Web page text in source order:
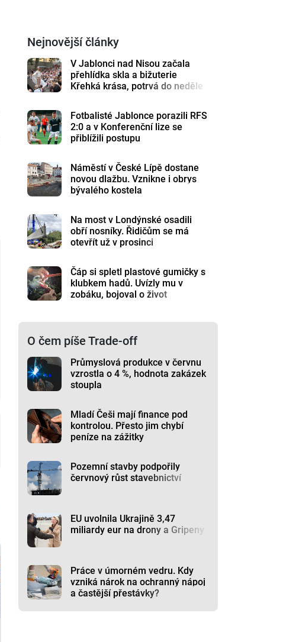
Nejnovější články
V Jablonci nad Nisou začala
přehlídka skla a bižuterie
Křehká krása, potrvá do neděle
Fotbalisté Jablonce porazili RFS
2:0 a v Konferenční lize se
přiblížili postupu
Náměstí v České Lípě dostane
novou dlažbu. Vznikne i obrys
bývalého kostela
Na most v Londýnské osadili
obří nosníky. Řidičům se má
otevřít už v prosinci
Čáp si spletl plastové gumičky s
klubkem hadů. Uvízly mu v
zobáku, bojoval o život
O čem píše Trade-off
Průmyslová produkce v červnu
vzrostla o 4 %, hodnota zakázek
stoupla
Mladí Češi mají finance pod
kontrolou. Přesto jim chybí
peníze na zážitky
Pozemní stavby podpořily
červnový růst stavebnictví
EU uvolnila Ukrajině 3,47
miliardy eur na drony a Gripeny
Práce v úmorném vedru. Kdy
vzniká nárok na ochranný nápoj
a častější přestávky?